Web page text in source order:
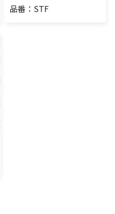
品番：STF